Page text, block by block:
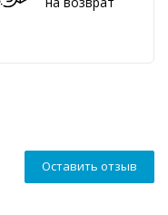
Оставить отзыв